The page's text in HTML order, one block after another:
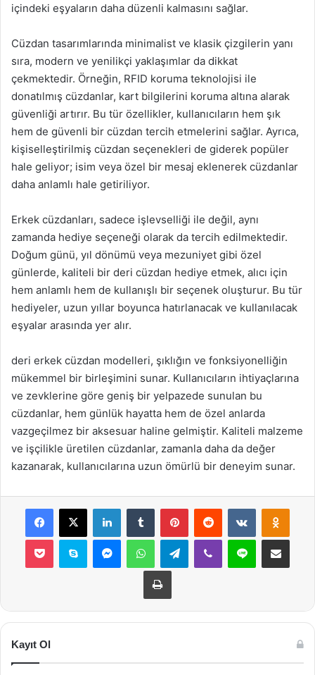
içindeki eşyaların daha düzenli kalmasını sağlar.
Cüzdan tasarımlarında minimalist ve klasik çizgilerin yanı
sıra, modern ve yenilikçi yaklaşımlar da dikkat
çekmektedir. Örneğin, RFID koruma teknolojisi ile
donatılmış cüzdanlar, kart bilgilerini koruma altına alarak
güvenliği artırır. Bu tür özellikler, kullanıcıların hem şık
hem de güvenli bir cüzdan tercih etmelerini sağlar. Ayrıca,
kişiselleştirilmiş cüzdan seçenekleri de giderek popüler
hale geliyor; isim veya özel bir mesaj eklenerek cüzdanlar
daha anlamlı hale getiriliyor.
Erkek cüzdanları, sadece işlevselliği ile değil, aynı
zamanda hediye seçeneği olarak da tercih edilmektedir.
Doğum günü, yıl dönümü veya mezuniyet gibi özel
günlerde, kaliteli bir deri cüzdan hediye etmek, alıcı için
hem anlamlı hem de kullanışlı bir seçenek oluşturur. Bu tür
hediyeler, uzun yıllar boyunca hatırlanacak ve kullanılacak
eşyalar arasında yer alır.
deri erkek cüzdan modelleri, şıklığın ve fonksiyonelliğin
mükemmel bir birleşimini sunar. Kullanıcıların ihtiyaçlarına
ve zevklerine göre geniş bir yelpazede sunulan bu
cüzdanlar, hem günlük hayatta hem de özel anlarda
vazgeçilmez bir aksesuar haline gelmiştir. Kaliteli malzeme
ve işçilikle üretilen cüzdanlar, zamanla daha da değer
kazanarak, kullanıcılarına uzun ömürlü bir deneyim sunar.
Facebook
X LinkedInTumblr PinterestReddit VKontakte
Pocket Skype MessengerWhatsAppTelegramViber Line E-Posta ile
Yazdır
Kayıt Ol